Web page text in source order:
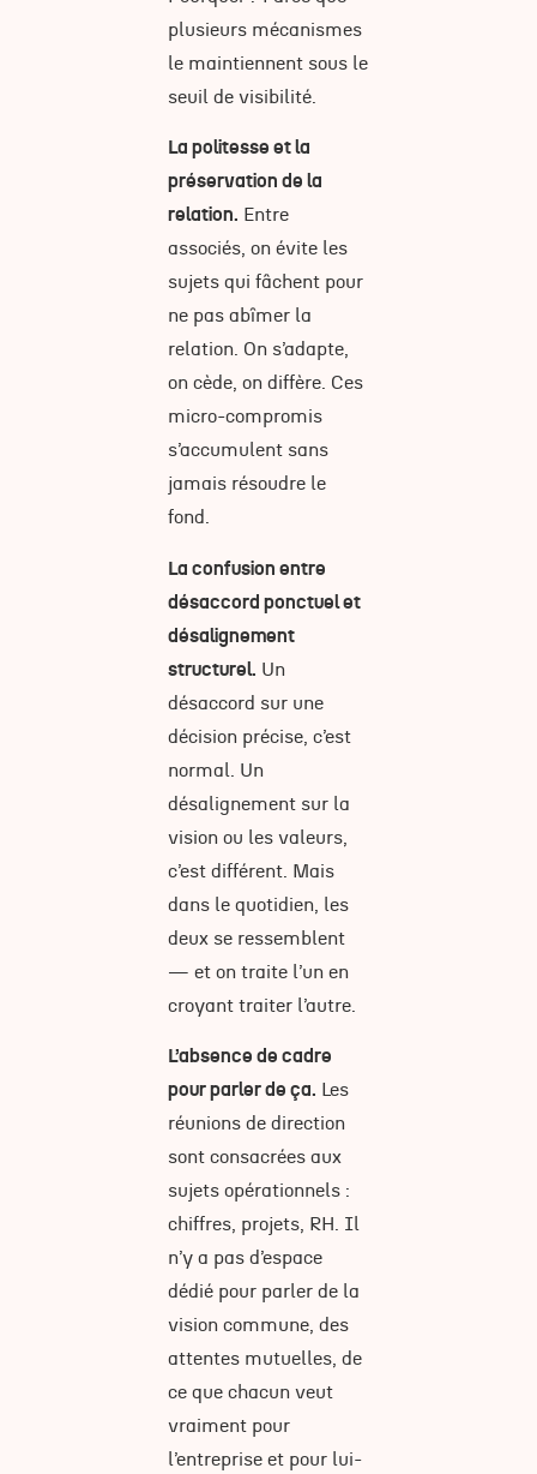
plusieurs mécanismes
le maintiennent sous le
seuil de visibilité.
La politesse et la
préservation de la
relation. Entre
associés, on évite les
sujets qui fâchent pour
ne pas abîmer la
relation. On s’adapte,
on cède, on diffère. Ces
micro-compromis
s’accumulent sans
jamais résoudre le
fond.
La confusion entre
désaccord ponctuel et
désalignement
structurel. Un
désaccord sur une
décision précise, c’est
normal. Un
désalignement sur la
vision ou les valeurs,
c’est différent. Mais
dans le quotidien, les
deux se ressemblent
— et on traite l’un en
croyant traiter l’autre.
L’absence de cadre
pour parler de ça. Les
réunions de direction
sont consacrées aux
sujets opérationnels :
chiffres, projets, RH. Il
n’y a pas d’espace
dédié pour parler de la
vision commune, des
attentes mutuelles, de
ce que chacun veut
vraiment pour
l’entreprise et pour lui-